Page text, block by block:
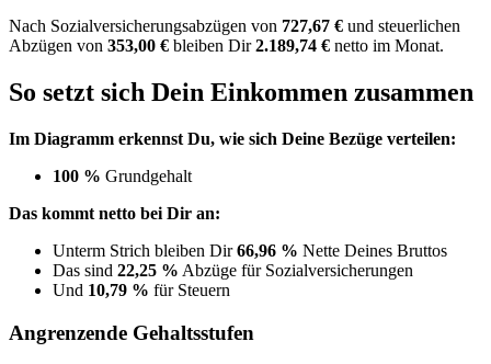
Nach Sozialversicherungsabzügen von 727,67 € und steuerlichen
Abzügen von 353,00 € bleiben Dir2.189,74 € netto im Monat.
So setzt sich Dein Einkommen zusammen
Im Diagramm erkennst Du, wie sich Deine Bezüge verteilen:
100 % Grundgehalt
Das kommt netto bei Dir an:
Unterm Strich bleiben Dir66,96 % Nette Deines Bruttos
Das sind 22,25 % Abzüge für Sozialversicherungen
Und 10,79 % für Steuern
Angrenzende Gehaltsstufen